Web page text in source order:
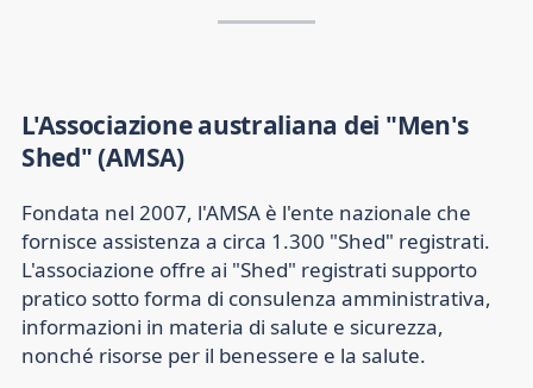
L'Associazione australiana dei "Men's
Shed" (AMSA)
Fondata nel 2007, l'AMSA è l'ente nazionale che
fornisce assistenza a circa 1.300 "Shed" registrati.
L'associazione offre ai "Shed" registrati supporto
pratico sotto forma di consulenza amministrativa,
informazioni in materia di salute e sicurezza,
nonché risorse per il benessere e la salute.